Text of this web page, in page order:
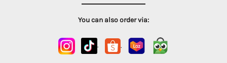
You can also order via:
. .